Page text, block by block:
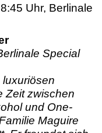
Uhr, Berlinale
Special
luxuriösen
Zeit zwischen
und One-
Maguire